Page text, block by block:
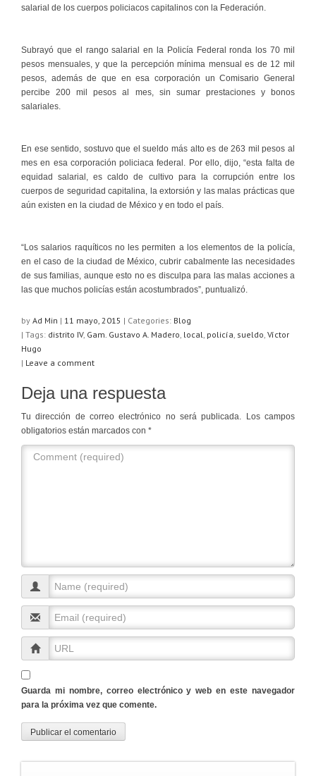
salarial de los cuerpos policiacos capitalinos con la Federación.
Subrayó que el rango salarial en la Policía Federal ronda los 70 mil
pesos mensuales, y que la percepción mínima mensual es de 12 mil
pesos, además de que en esa corporación un Comisario General
percibe 200 mil pesos al mes, sin sumar prestaciones y bonos
salariales.
En ese sentido, sostuvo que el sueldo más alto es de 263 mil pesos al
mes en esa corporación policiaca federal. Por ello, dijo, “esta falta de
equidad salarial, es caldo de cultivo para la corrupción entre los
cuerpos de seguridad capitalina, la extorsión y las malas prácticas que
aún existen en la ciudad de México y en todo el país.
“Los salarios raquíticos no les permiten a los elementos de la policía,
en el caso de la ciudad de México, cubrir cabalmente las necesidades
de sus familias, aunque esto no es disculpa para las malas acciones a
las que muchos policías están acostumbrados”, puntualizó.
by Ad Min | 11 mayo, 2015 | Categories: Blog
| Tags: distrito IV, Gam. Gustavo A. Madero, local, policía, sueldo, Víctor
Hugo
| Leave a comment
Deja una respuesta
Tu dirección de correo electrónico no será publicada.
Los campos
obligatorios están marcados con *
Guarda mi nombre, correo electrónico y web en este navegador
para la próxima vez que comente.